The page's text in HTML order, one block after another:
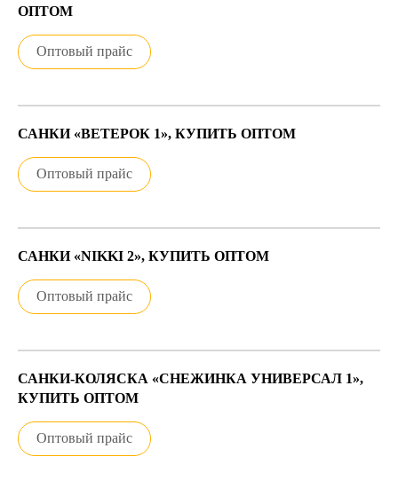
ОПТОМ
Оптовый прайс
САНКИ «ВЕТЕРОК 1», КУПИТЬ ОПТОМ
Оптовый прайс
САНКИ «NIKKI 2», КУПИТЬ ОПТОМ
Оптовый прайс
САНКИ-КОЛЯСКА «СНЕЖИНКА УНИВЕРСАЛ 1»,
КУПИТЬ ОПТОМ
Оптовый прайс